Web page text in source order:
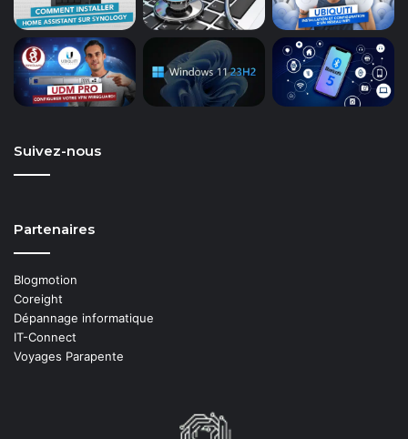
Suivez-nous
Partenaires
Blogmotion
Coreight
Dépannage informatique
IT-Connect
Voyages Parapente